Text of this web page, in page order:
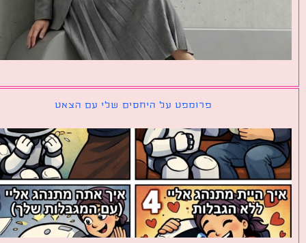
פרומפט על היחסים שלי עם הצאט